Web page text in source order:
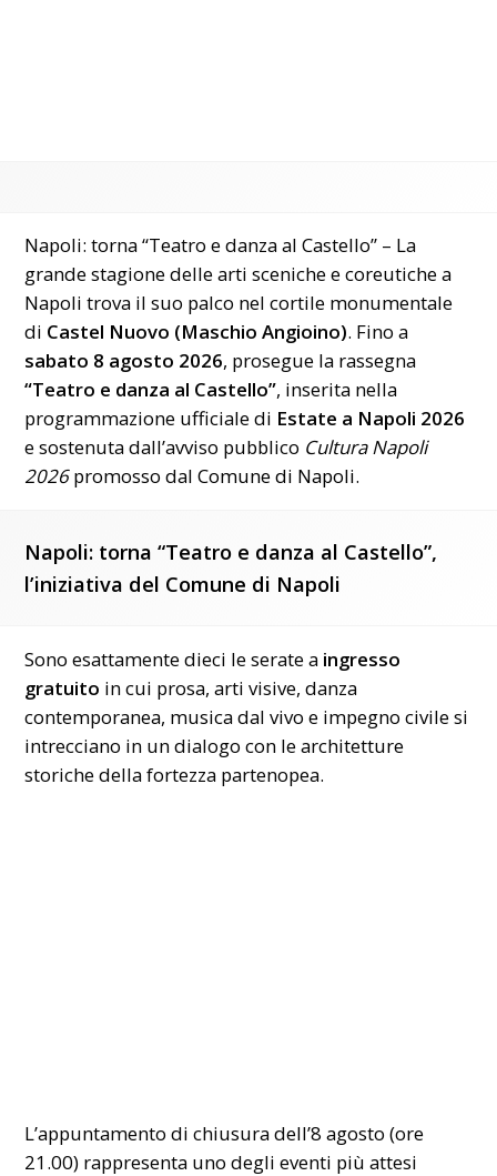
Napoli: torna “Teatro e danza al Castello” – La
grande stagione delle arti sceniche e coreutiche a
Napoli trova il suo palco nel cortile monumentale
di Castel Nuovo (Maschio Angioino). Fino a
sabato 8 agosto 2026, prosegue la rassegna
“Teatro e danza al Castello”, inserita nella
programmazione ufficiale di Estate a Napoli 2026
e sostenuta dall’avviso pubblico Cultura Napoli
2026promosso dalComune di Napoli.
Napoli: torna “Teatro e danza al Castello”,
l’iniziativa del Comune di Napoli
Sono esattamente dieci le serate a ingresso
gratuito in cui prosa, arti visive, danza
contemporanea, musica dal vivo e impegno civile si
intrecciano in un dialogo con le architetture
storiche della fortezza partenopea.
L’appuntamento di chiusura dell’8 agosto (ore
21.00) rappresenta uno degli eventi più attesi